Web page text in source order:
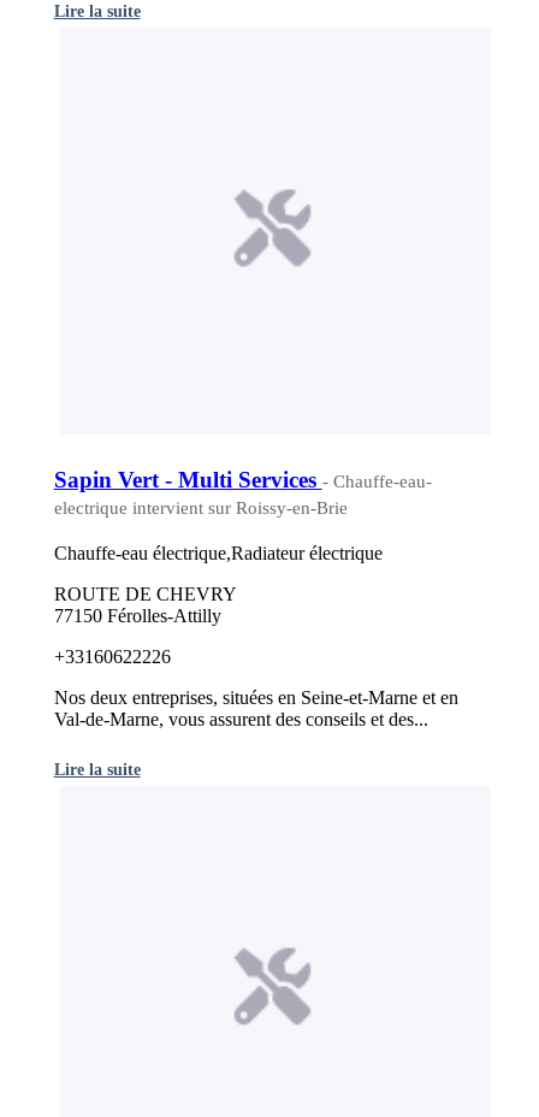
Lire la suite
Sapin Vert - Multi Services - Chauffe-eau-
electrique intervient sur Roissy-en-Brie
Chauffe-eau électrique,Radiateur électrique
ROUTE DE CHEVRY
77150 Férolles-Attilly
+33160622226
Nos deux entreprises, situées en Seine-et-Marne et en
Val-de-Marne, vous assurent des conseils et des...
Lire la suite